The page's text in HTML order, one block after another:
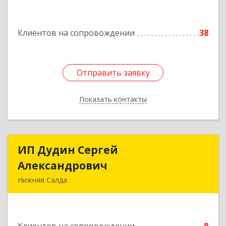
Клиентов на сопровождении 38
Отправить заявку
Показать контакты
Отправить заявку
Назад
ИП Дудин Сергей
Александрович
Нижняя Салда
ИП Дудин Сергей